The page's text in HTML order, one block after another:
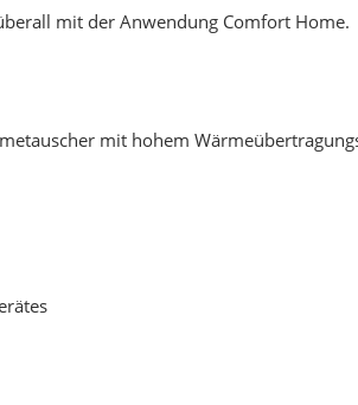
mit der Anwendung Comfort Home.
mit hohem